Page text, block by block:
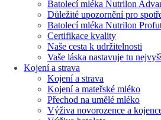
Batolecí mléka Nutrilon
Důležité upozornění pro
Batolecí mléka Nutrilon
Certifikace kvality
Naše cesta k udržitelnosti
Vaše láska nastavuje tu
Kojení a strava
Kojení a strava
Kojení a mateřské mléko
Přechod na umělé mléko
Výživa novorozence a